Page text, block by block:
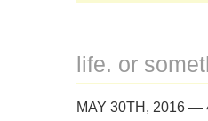
life. or
MAY 30TH, 2016 —